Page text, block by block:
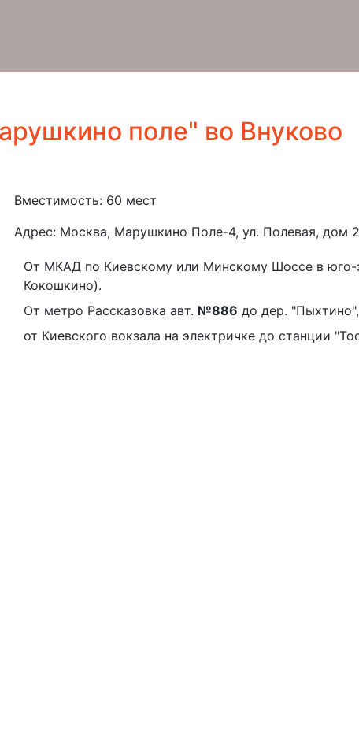
поле" во Внуково
Вместимость: 60 мест
Адрес: Москва, Марушкино Поле-4, ул. Полевая, дом
От МКАД по Киевскому или Минскому Шоссе в юго-
Кокошкино).
От метро Рассказовка авт. №886 до дер.
от Киевского вокзала на электричке до станции